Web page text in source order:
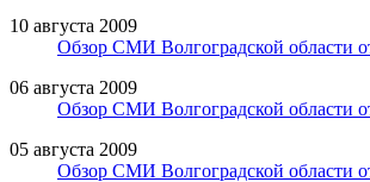
10 августа 2009
Обзор СМИ Волгоградской области
06 августа 2009
Обзор СМИ Волгоградской области
05 августа 2009
Обзор СМИ Волгоградской области